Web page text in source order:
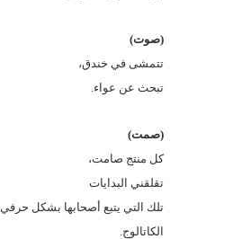
(صوت)
تتمشى في خندق،
تبحث عن عواء.
(صمت)
كل منتج صامت،
تقلقني البدايات
تلك التي يتبع أصحابها بشكل حرفي
الكاتالوج.